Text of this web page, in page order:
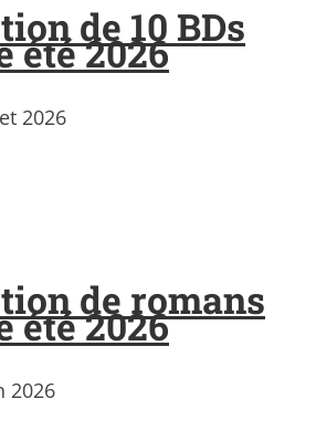
de 10 BDs
été 2026
2026
de romans
été 2026
2026